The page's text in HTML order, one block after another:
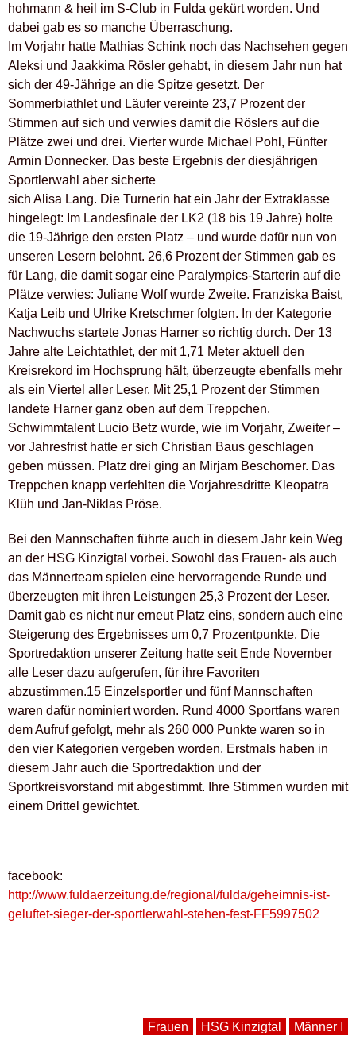
hohmann & heil im S-Club in Fulda gekürt worden. Und
dabei gab es so manche Überraschung.
Im Vorjahr hatte Mathias Schink noch das Nachsehen gegen
Aleksi und Jaakkima Rösler gehabt, in diesem Jahr nun hat
sich der 49-Jährige an die Spitze gesetzt. Der
Sommerbiathlet und Läufer vereinte 23,7 Prozent der
Stimmen auf sich und verwies damit die Röslers auf die
Plätze zwei und drei. Vierter wurde Michael Pohl, Fünfter
Armin Donnecker. Das beste Ergebnis der diesjährigen
Sportlerwahl aber sicherte
sich Alisa Lang. Die Turnerin hat ein Jahr der Extraklasse
hingelegt: Im Landesfinale der LK2 (18 bis 19 Jahre) holte
die 19-Jährige den ersten Platz – und wurde dafür nun von
unseren Lesern belohnt. 26,6 Prozent der Stimmen gab es
für Lang, die damit sogar eine Paralympics-Starterin auf die
Plätze verwies: Juliane Wolf wurde Zweite. Franziska Baist,
Katja Leib und Ulrike Kretschmer folgten. In der Kategorie
Nachwuchs startete Jonas Harner so richtig durch. Der 13
Jahre alte Leichtathlet, der mit 1,71 Meter aktuell den
Kreisrekord im Hochsprung hält, überzeugte ebenfalls mehr
als ein Viertel aller Leser. Mit 25,1 Prozent der Stimmen
landete Harner ganz oben auf dem Treppchen.
Schwimmtalent Lucio Betz wurde, wie im Vorjahr, Zweiter –
vor Jahresfrist hatte er sich Christian Baus geschlagen
geben müssen. Platz drei ging an Mirjam Beschorner. Das
Treppchen knapp verfehlten die Vorjahresdritte Kleopatra
Klüh und Jan-Niklas Pröse.
Bei den Mannschaften führte auch in diesem Jahr kein Weg
an der HSG Kinzigtal vorbei. Sowohl das Frauen- als auch
das Männerteam spielen eine hervorragende Runde und
überzeugten mit ihren Leistungen 25,3 Prozent der Leser.
Damit gab es nicht nur erneut Platz eins, sondern auch eine
Steigerung des Ergebnisses um 0,7 Prozentpunkte. Die
Sportredaktion unserer Zeitung hatte seit Ende November
alle Leser dazu aufgerufen, für ihre Favoriten
abzustimmen.15 Einzelsportler und fünf Mannschaften
waren dafür nominiert worden. Rund 4000 Sportfans waren
dem Aufruf gefolgt, mehr als 260 000 Punkte waren so in
den vier Kategorien vergeben worden. Erstmals haben in
diesem Jahr auch die Sportredaktion und der
Sportkreisvorstand mit abgestimmt. Ihre Stimmen wurden mit
einem Drittel gewichtet.
facebook:
http://www.fuldaerzeitung.de/regional/fulda/geheimnis-ist-
geluftet-sieger-der-sportlerwahl-stehen-fest-FF5997502
Frauen HSG Kinzigtal Männer I